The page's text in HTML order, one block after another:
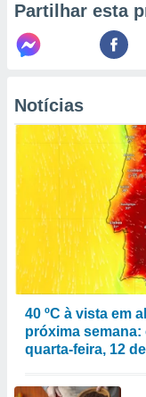
de
ou aceder
para
utilizar
criar
medir
medir o
Partilhar esta
Notícias
40 ºC à vista em
próxima
quarta-feira, 12